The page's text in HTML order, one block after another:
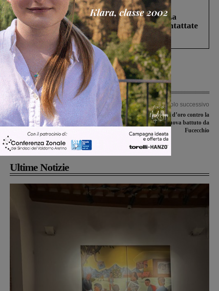
Cronaca 5 Agosto 2026
Continuano le ricerche di Miah Billal. La
Prefettura: “In caso di avvistamento contattate
il 112”
Articolo precedente
Lavori conclusi per gli ascensori della
stazione di Figline, manca solo il
collaudo: confronto con Rfi per la
gestione
Articolo successivo
Synergy, due punti d’oro contro la
Libertas. Galli Terranuova battuto da
Fucecchio
Ultime Notizie